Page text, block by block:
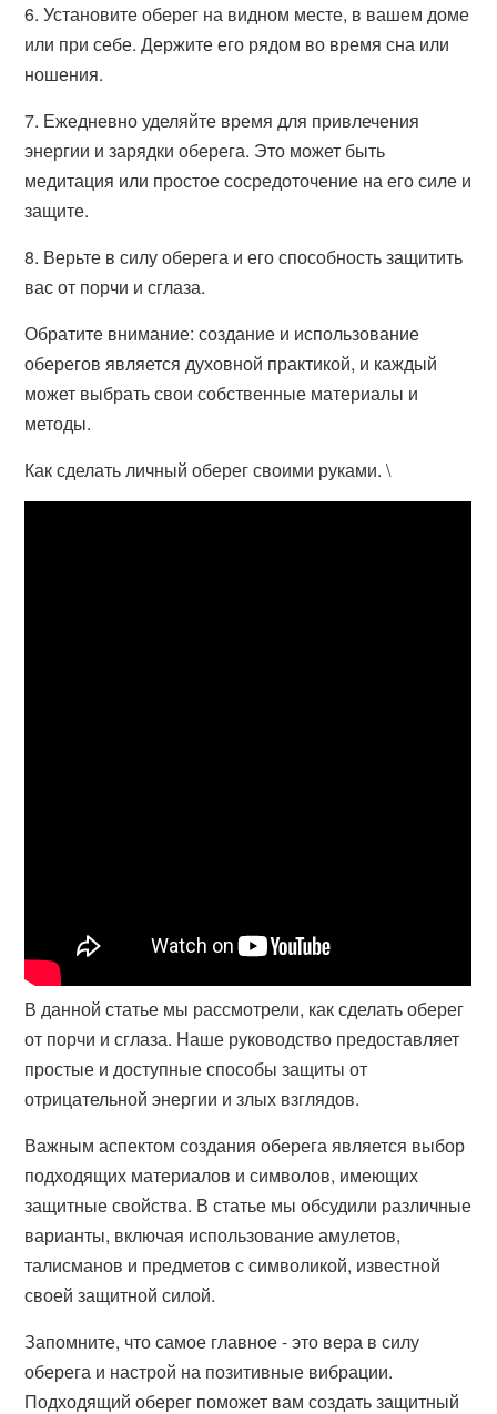
6. Установите оберег на видном месте, в вашем доме
или при себе. Держите его рядом во время сна или
ношения.
7. Ежедневно уделяйте время для привлечения
энергии и зарядки оберега. Это может быть
медитация или простое сосредоточение на его силе и
защите.
8. Верьте в силу оберега и его способность защитить
вас от порчи и сглаза.
Обратите внимание: создание и использование
оберегов является духовной практикой, и каждый
может выбрать свои собственные материалы и
методы.
Как сделать личный оберег своими руками. \
В данной статье мы рассмотрели, как сделать оберег
от порчи и сглаза. Наше руководство предоставляет
простые и доступные способы защиты от
отрицательной энергии и злых взглядов.
Важным аспектом создания оберега является выбор
подходящих материалов и символов, имеющих
защитные свойства. В статье мы обсудили различные
варианты, включая использование амулетов,
талисманов и предметов с символикой, известной
своей защитной силой.
Запомните, что самое главное - это вера в силу
оберега и настрой на позитивные вибрации.
Подходящий оберег поможет вам создать защитный